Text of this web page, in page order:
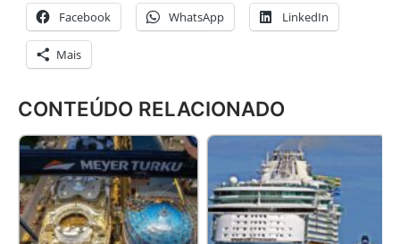
Facebook WhatsApp LinkedIn
Mais
CONTEÚDO RELACIONADO